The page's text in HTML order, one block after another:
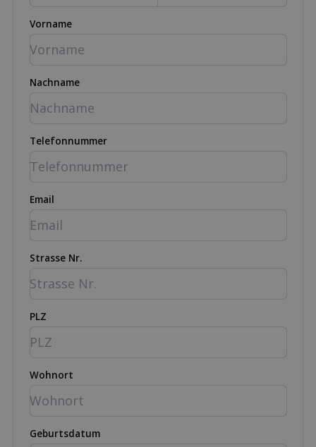
Vorname
Nachname
Telefonnummer
Email
Strasse Nr.
PLZ
Wohnort
Geburtsdatum